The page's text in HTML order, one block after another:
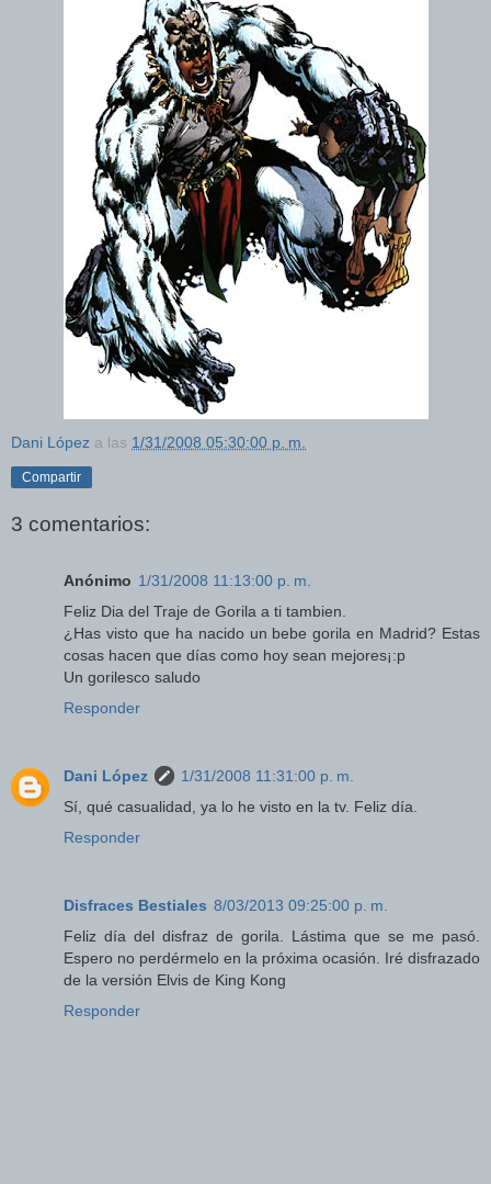
Dani López a las 1/31/2008 05:30:00 p. m.
Compartir
3 comentarios:
Anónimo 1/31/2008 11:13:00 p. m.
Feliz Dia del Traje de Gorila a ti tambien.
¿Has visto que ha nacido un bebe gorila en Madrid? Estas
cosas hacen que días como hoy sean mejores¡:p
Un gorilesco saludo
Responder
Dani López
1/31/2008 11:31:00 p. m.
Sí, qué casualidad, ya lo he visto en la tv. Feliz día.
Responder
Disfraces Bestiales 8/03/2013 09:25:00 p. m.
Feliz día del disfraz de gorila. Lástima que se me pasó.
Espero no perdérmelo en la próxima ocasión. Iré disfrazado
de la versión Elvis de King Kong
Responder